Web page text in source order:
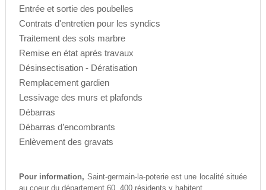
Entrée et sortie des poubelles
Contrats d'entretien pour les syndics
Traitement des sols marbre
Remise en état aprés travaux
Désinsectisation - Dératisation
Remplacement gardien
Lessivage des murs et plafonds
Débarras
Débarras d’encombrants
Enlèvement des gravats
Pour information, Saint-germain-la-poterie est une localité située
au coeur du département 60. 400 résidents y habitent.